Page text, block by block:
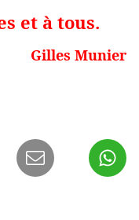
et à tous.
Gilles Munier